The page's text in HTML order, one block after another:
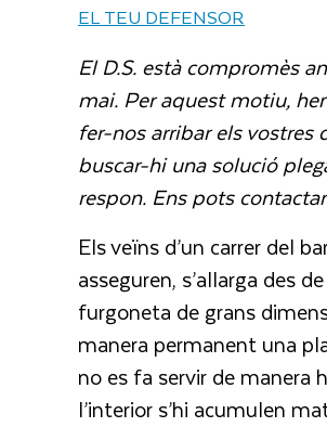
EL TEU DEFENSOR
El D.S. està compromès
mai. Per aquest motiu,
fer-nos arribar els vostres
buscar-hi una solució
respon. Ens pots
Els veïns d’un carrer del
asseguren, s’allarga des
furgoneta de grans
manera permanent una
no es fa servir de manera
l’interior s’hi acumulen